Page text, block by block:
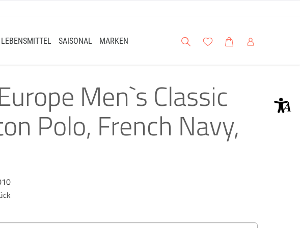
LEBENSMITTEL SAISONAL MARKEN Suche Meine Wunschliste
WarenkorbMein Account
Men`s Classic
Polo, French Navy,